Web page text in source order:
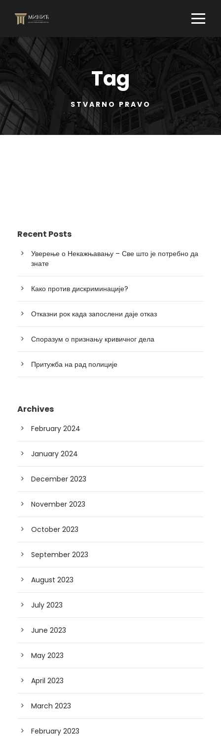
Tag
STVARNO PRAVO
Recent Posts
Уверење о Некажњавању – Све што је потребно да
знате
Како против дискриминације?
Отказни рок када запослени даје отказ
Споразум о признању кривичног дела
Притужба на рад полиције
Archives
February 2024
January 2024
December 2023
November 2023
October 2023
September 2023
August 2023
July 2023
June 2023
May 2023
April 2023
March 2023
February 2023